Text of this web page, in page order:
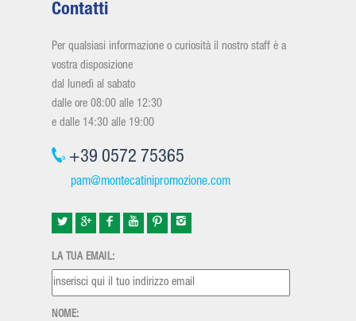
Contatti
Per qualsiasi informazione o curiosità il nostro staff è a
vostra disposizione
dal lunedì al sabato
dalle ore 08:00 alle 12:30
e dalle 14:30 alle 19:00
+39 0572 75365
pam@montecatinipromozione.com
LA TUA EMAIL:
NOME: